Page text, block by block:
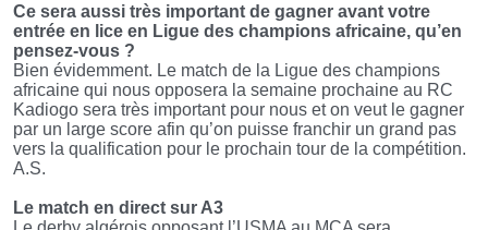
Ce sera aussi très important de gagner avant votre
entrée en lice en Ligue des champions africaine, qu’en
pensez-vous ?
Bien évidemment. Le match de la Ligue des champions
africaine qui nous opposera la semaine prochaine au RC
Kadiogo sera très important pour nous et on veut le gagner
par un large score afin qu’on puisse franchir un grand pas
vers la qualification pour le prochain tour de la compétition.
A.S.
Le match en direct sur A3